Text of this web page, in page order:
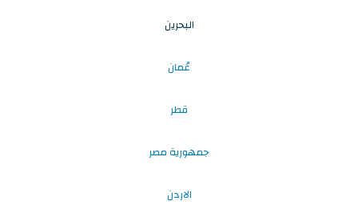
البحرين
عُمان
قطر
جمهورية مصر
الاردن